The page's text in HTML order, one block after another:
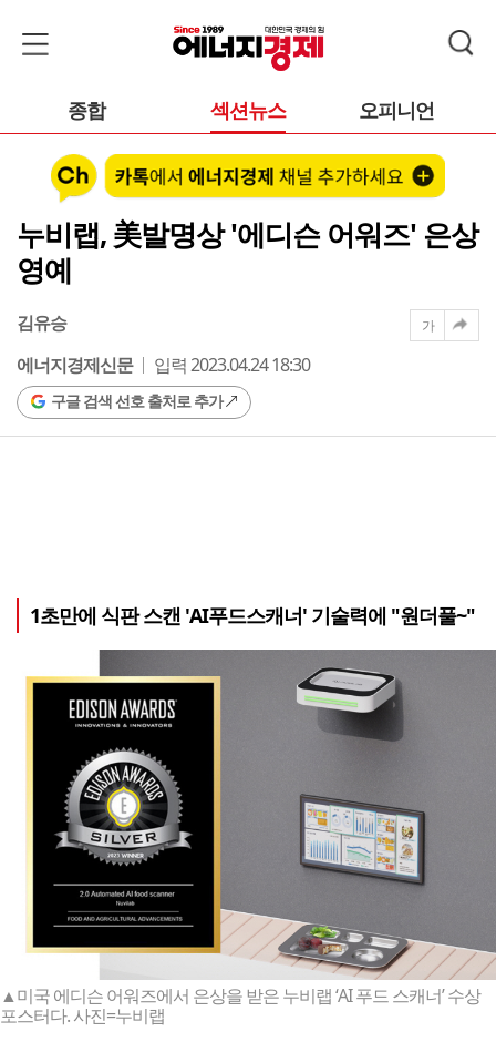
종합 섹션뉴스 오피니언
누비랩, 美발명상 '에디슨 어워즈' 은상
영예
김유승
에너지경제신문
입력 2023.04.24 18:30
구글 검색 선호 출처로 추가
가
1초만에 식판 스캔 'AI푸드스캐너' 기술력에 "원더풀~"
▲미국 에디슨 어워즈에서 은상을 받은 누비랩 ‘AI 푸드 스캐너’ 수상
포스터다. 사진=누비랩